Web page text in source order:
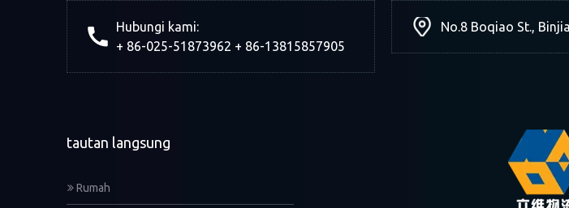
Hubungi kami:
+ 86-025-51873962 + 86-13815857905
No.8 Boqiao St.,
tautan langsung
Rumah